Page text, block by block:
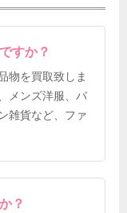
すか？
物を買取致しま
メンズ洋服、バ
雑貨など、ファ
？